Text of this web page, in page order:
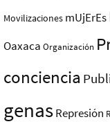
Movilizaciones mUjErEs
Oaxaca Organización
conciencia
genasRepresión